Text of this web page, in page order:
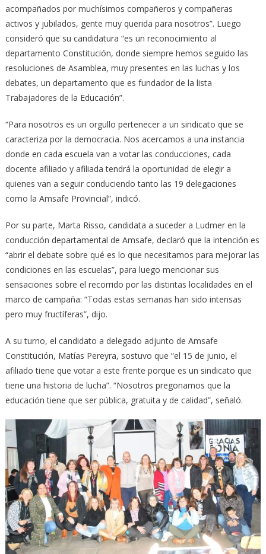
acompañados por muchísimos compañeros y compañeras
activos y jubilados, gente muy querida para nosotros”. Luego
consideró que su candidatura “es un reconocimiento al
departamento Constitución, donde siempre hemos seguido las
resoluciones de Asamblea, muy presentes en las luchas y los
debates, un departamento que es fundador de la lista
Trabajadores de la Educación”.
“Para nosotros es un orgullo pertenecer a un sindicato que se
caracteriza por la democracia. Nos acercamos a una instancia
donde en cada escuela van a votar las conducciones, cada
docente afiliado y afiliada tendrá la oportunidad de elegir a
quienes van a seguir conduciendo tanto las 19 delegaciones
como la Amsafe Provincial”, indicó.
Por su parte, Marta Risso, candidata a suceder a Ludmer en la
conducción departamental de Amsafe, declaró que la intención es
“abrir el debate sobre qué es lo que necesitamos para mejorar las
condiciones en las escuelas”, para luego mencionar sus
sensaciones sobre el recorrido por las distintas localidades en el
marco de campaña: “Todas estas semanas han sido intensas
pero muy fructíferas”, dijo.
A su turno, el candidato a delegado adjunto de Amsafe
Constitución, Matías Pereyra, sostuvo que “el 15 de junio, el
afiliado tiene que votar a este frente porque es un sindicato que
tiene una historia de lucha”. “Nosotros pregonamos que la
educación tiene que ser pública, gratuita y de calidad”, señaló.